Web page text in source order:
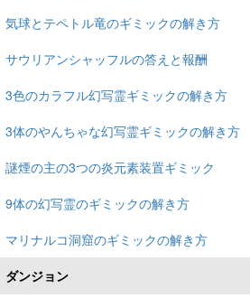
気球とテペトル竜のギミックの解き方
サウリアンシャッフルの答えと報酬
3色のカラフル幻写霊ギミックの解き方
3体のやんちゃな幻写霊ギミックの解き方
謎煙の主の3つの炎元素装置ギミック
9体の幻写霊のギミックの解き方
マリナルコ洞窟のギミックの解き方
ダンジョン